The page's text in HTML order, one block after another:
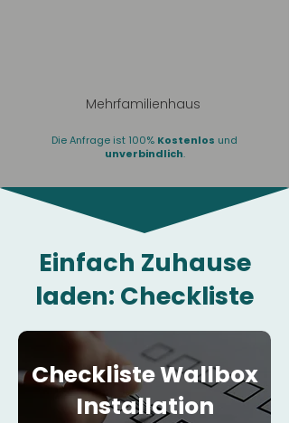
Mehrfamilienhaus
Die Anfrage ist 100% Kostenlos und
unverbindlich.
Einfach Zuhause
laden: Checkliste
Checkliste Wallbox
Installation